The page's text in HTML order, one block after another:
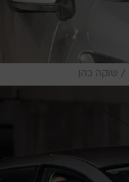
/ שוקה כהן